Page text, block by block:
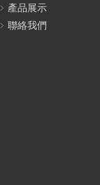
產品展示
聯絡我們